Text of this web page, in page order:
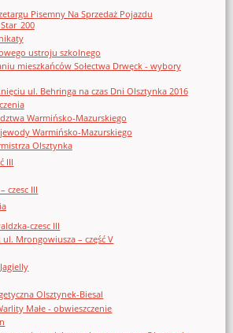
Pisemny Na Sprzedaż Pojazdu
ustroju szkolnego
mieszkańców Sołectwa Drwęck - wybory
ul. Behringa na czas Dni Olsztynka 2016
Warmińsko-Mazurskiego
Warmińsko-Mazurskiego
Olsztynka
III
czesc III
czesc III
ul. Mrongowiusza – część V
Olsztynek-Biesal
Małe - obwieszczenie